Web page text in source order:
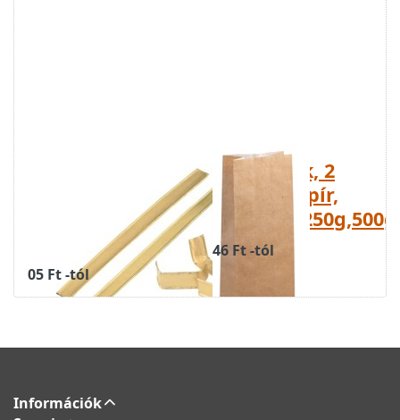
színű fémszalag
3,10,12,15,16 cm
05 Ft -tól
Teás tasak, 2
rétegű papír,
46 Ft -tól
Információk